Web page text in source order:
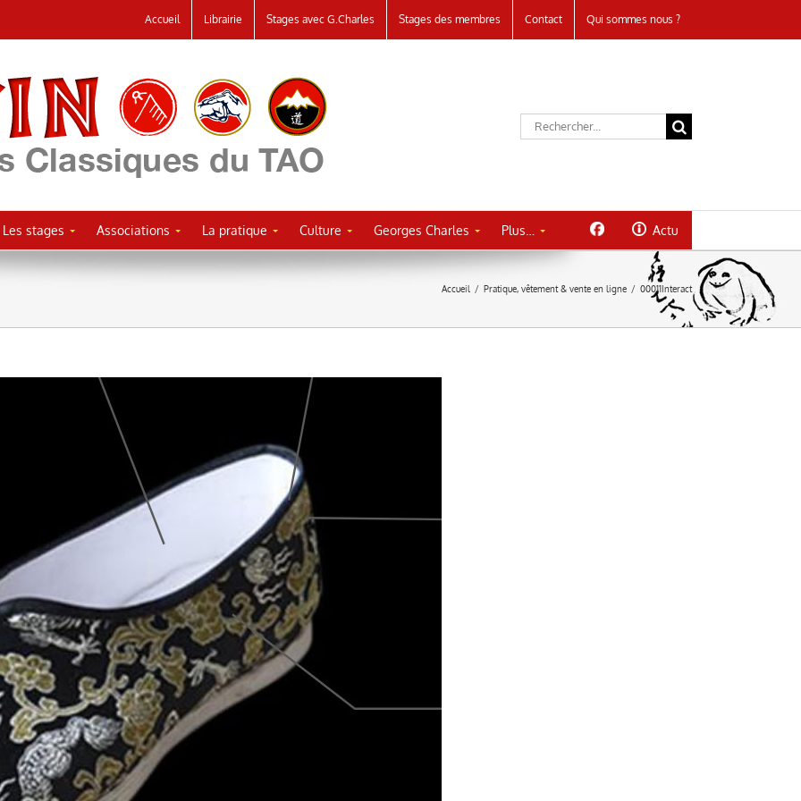
Accueil Librairie Stages avec G.Charles Stages des membres Contact Qui sommes nous ?
Rechercher:
Les stages Associations La pratique Culture Georges Charles Plus… Actu
Accueil / Pratique, vêtement & vente en ligne / 00011Interact